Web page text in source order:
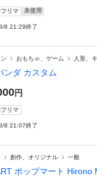
リマ 未使用
8 21:29終了
おもちゃ、ゲーム 人形、
ンダ カスタム
円
リマ
8 21:07終了
創作、オリジナル 一般
ポップマート